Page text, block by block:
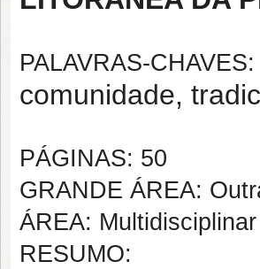
PALAVRAS-CHAVES:
comunidade,
PÁGINAS: 50
GRANDE ÁREA:
ÁREA: Multidisciplinar
RESUMO: